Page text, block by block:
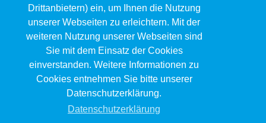
Drittanbietern) ein, um Ihnen die Nutzung
unserer Webseiten zu erleichtern. Mit der
weiteren Nutzung unserer Webseiten sind
Sie mit dem Einsatz der Cookies
einverstanden. Weitere Informationen zu
Cookies entnehmen Sie bitte unserer
Datenschutzerklärung.
Datenschutzerklärung
Kind.Jugend.Familie KJF
Poststrasse 2, Postfach, 4410 Liestal
061 551 17 77
kjf@jsw.swiss